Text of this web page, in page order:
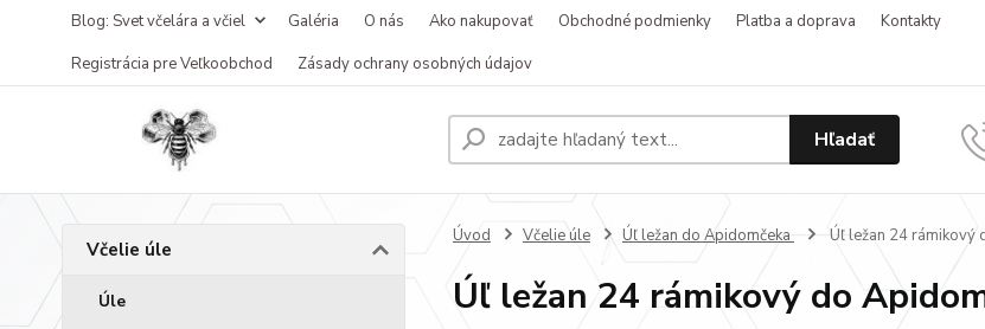
Blog: Svet včelára a včiel Galéria O nás Ako nakupovať Obchodné podmienky Platba a doprava
Kontakty
Registrácia pre Veľkoobchod
Zásady ochrany osobných údajov
Hľadať
Včelie úle
Úle
Úvod Včelie úle Úľ ležan do Apidomčeka Úľ ležan 24 rámikový
Úľ ležan 24 rámikový do